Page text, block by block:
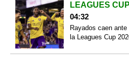
LEAGUES
04:32
Rayados caen
la Leagues Cup